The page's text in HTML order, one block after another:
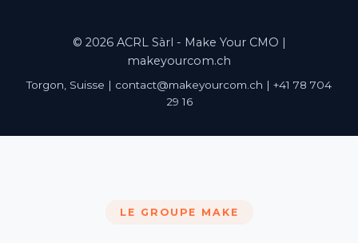
© 2026 ACRL Sàrl - Make Your CMO |
makeyourcom.ch
Torgon, Suisse | contact@makeyourcom.ch | +41 78 704
29 16
LE GROUPE MAKE